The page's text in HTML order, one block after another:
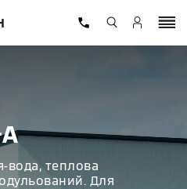
вода, теплова
Для